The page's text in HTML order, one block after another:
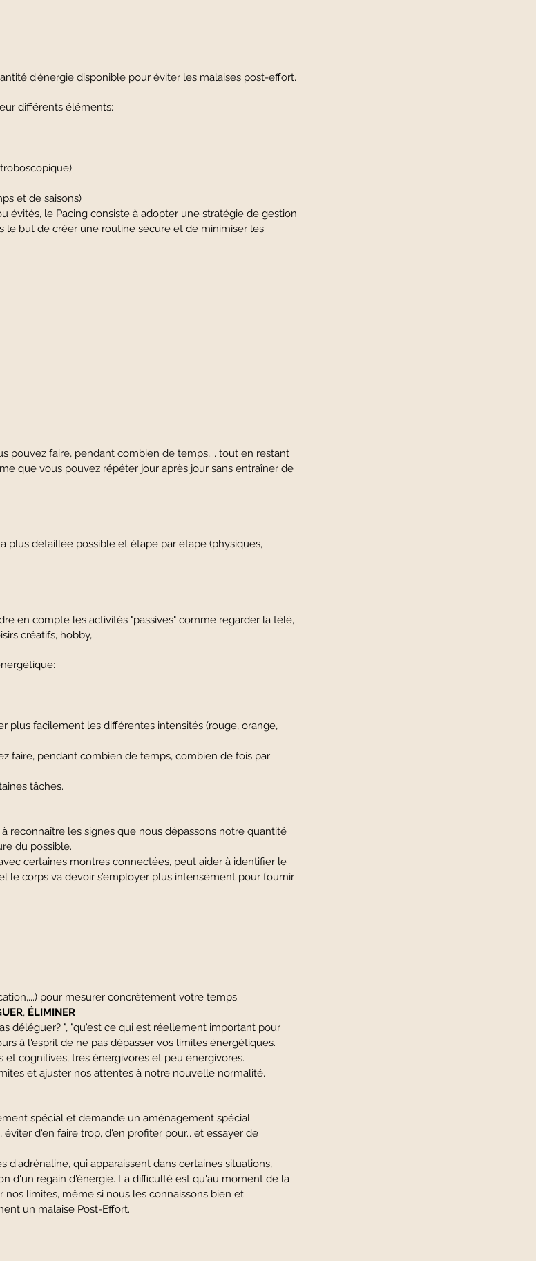
d'énergie disponible pour éviter les malaises post-effort.
différents éléments:
et de saisons)
évités, le Pacing consiste à adopter une stratégie de gestion
but de créer une routine sécure et de minimiser les
pouvez faire, pendant combien de temps,... tout en restant
que vous pouvez répéter jour après jour sans entraîner de
la plus détaillée possible et étape par étape (physiques,
en compte les activités "passives" comme regarder la télé,
créatifs, hobby,...
plus facilement les différentes intensités (rouge, orange,
faire, pendant combien de temps, combien de fois par
tâches.
à reconnaître les signes que nous dépassons notre quantité
du possible.
certaines montres connectées, peut aider à identifier le
le corps va devoir s’employer plus intensément pour fournir
pour mesurer concrètement votre temps.
, ÉLIMINER
déléguer? ", "qu'est ce qui est réellement important pour
à l'esprit de ne pas dépasser vos limites énergétiques.
cognitives, très énergivores et peu énergivores.
et ajuster nos attentes à notre nouvelle normalité.
spécial et demande un aménagement spécial.
éviter d'en faire trop, d'en profiter pour… et essayer de
d'adrénaline, qui apparaissent dans certaines situations,
d'un regain d'énergie. La difficulté est qu'au moment de la
nos limites, même si nous les connaissons bien et
un malaise Post-Effort.